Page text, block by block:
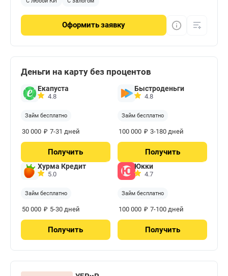
Оформитьзаявку
Деньги на карту без процентов
Екапуста
4.8
Займ бесплатно
30 000 ₽ 7-31 дней
Получить
Быстроденьги
4.8
Займ бесплатно
100 000 ₽ 3-180 дней
Получить
Хурма Кредит
5.0
Займ бесплатно
50 000 ₽ 5-30 дней
Получить
Юкки
4.7
Займ бесплатно
100 000 ₽ 7-100 дней
Получить